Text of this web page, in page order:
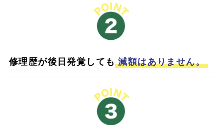
修理歴が後日発覚しても 減額はありません。